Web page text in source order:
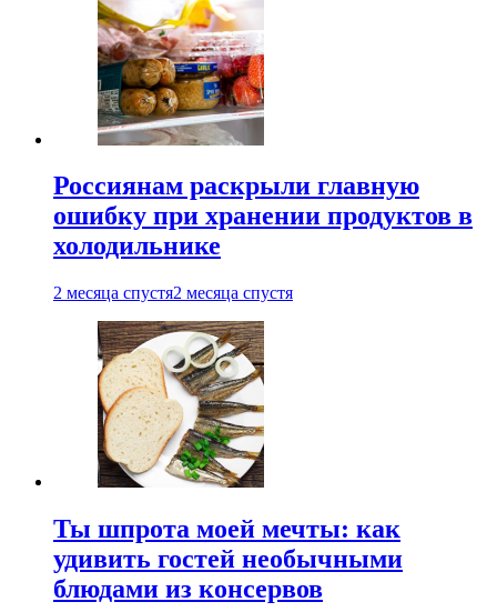
Россиянам раскрыли главную
ошибку при хранении продуктов в
холодильнике
2 месяца спустя2 месяца спустя
Ты шпрота моей мечты: как
удивить гостей необычными
блюдами из консервов